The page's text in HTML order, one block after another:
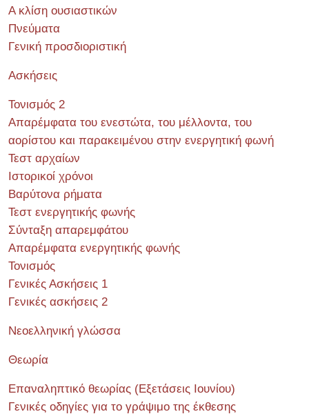
Α κλίση ουσιαστικών
Πνεύματα
Γενική προσδιοριστική
Ασκήσεις
Τονισμός 2
Απαρέμφατα του ενεστώτα, του μέλλοντα, του
αορίστου και παρακειμένου στην ενεργητική φωνή
Τεστ αρχαίων
Ιστορικοί χρόνοι
Βαρύτονα ρήματα
Τεστ ενεργητικής φωνής
Σύνταξη απαρεμφάτου
Απαρέμφατα ενεργητικής φωνής
Τονισμός
Γενικές Ασκήσεις 1
Γενικές ασκήσεις 2
Νεοελληνική γλώσσα
Θεωρία
Επαναληπτικό θεωρίας (Εξετάσεις Ιουνίου)
Γενικές οδηγίες για το γράψιμο της έκθεσης